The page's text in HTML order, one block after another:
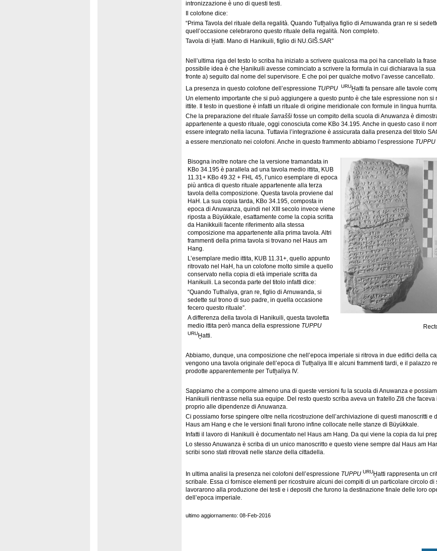
intronizzazione è uno di questi testi.
Il colofone dice:
“Prima Tavola del rituale della regalità. Quando Tutḫaliya figlio di Arnuwanda gran re si
quell’occasione celebrarono questo rituale della regalità. Non completo.
Tavola di Ḫatti. Mano di Hanikuili, figlio di NU.GIŠ.SAR”
Nell’ultima riga del testo lo scriba ha iniziato a scrivere qualcosa ma poi ha cancellato la
possibile idea è che Ḫanikuili avesse cominciato a scrivere la formula in cui dichiarava la
fronte a) seguito dal nome del supervisore. E che poi per qualche motivo l’avesse cancellato.
La presenza in questo colofone dell’espressione TUPPU URUḪatti fa pensare alle tavole
Un elemento importante che si può aggiungere a questo punto è che tale espressione non si
ittite. Il testo in questione è infatti un rituale di origine meridionale con formule in lingua hurrita.
Che la preparazione del rituale šarrašši fosse un compito della scuola di Anuwanza è
appartenente a questo rituale, oggi conosciuta come KBo 34.195. Anche in questo caso il
essere integrato nella lacuna. Tuttavia l’integrazione è assicurata dalla presenza del titolo
a essere menzionato nei colofoni. Anche in questo frammento abbiamo l’espressione TUPPU
Bisogna inoltre notare che la versione tramandata in
KBo 34.195 è parallela ad una tavola medio ittita, KUB
11.31+ KBo 49.32 + FHL 45, l’unico esemplare di epoca
più antica di questo rituale appartenente alla terza
tavola della composizione. Questa tavola proviene dal
HaH. La sua copia tarda, KBo 34.195, composta in
epoca di Anuwanza, quindi nel XIII secolo invece viene
riposta a Büyükkale, esattamente come la copia scritta
da Hanikkuili facente riferimento alla stessa
composizione ma appartenente alla prima tavola. Altri
frammenti della prima tavola si trovano nel Haus am
Hang.
L’esemplare medio ittita, KUB 11.31+, quello appunto
ritrovato nel HaH, ha un colofone molto simile a quello
conservato nella copia di età imperiale scritta da
Hanikuili. La seconda parte del titolo infatti dice:
“Quando Tuthaliya, gran re, figlio di Arnuwanda, si
sedette sul trono di suo padre, in quella occasione
fecero questo rituale”.
A differenza della tavola di Hanikuili, questa tavoletta
medio ittita però manca della espressione TUPPU
URUḪatti.
Abbiamo, dunque, una composizione che nell’epoca imperiale si ritrova in due edifici della
vengono una tavola originale dell’epoca di Tutḫaliya III e alcuni frammenti tardi, e il palazzo
prodotte apparentemente per Tutḫaliya IV.
Sappiamo che a comporre almeno una di queste versioni fu la scuola di Anuwanza e
Hanikuili rientrasse nella sua equipe. Del resto questo scriba aveva un fratello Ziti che
proprio alle dipendenze di Anuwanza.
Ci possiamo forse spingere oltre nella ricostruzione dell’archiviazione di questi manoscritti e
Haus am Hang e che le versioni finali furono infine collocate nelle stanze di Büyükkale.
Infatti il lavoro di Hanikuili è documentato nel Haus am Hang. Da qui viene la copia da lui
Lo stesso Anuwanza è scriba di un unico manoscritto e questo viene sempre dal Haus am
scribi sono stati ritrovati nelle stanze della cittadella.
In ultima analisi la presenza nei colofoni dell’espressione TUPPU URUḪatti rappresenta un
scribale. Essa ci fornisce elementi per ricostruire alcuni dei compiti di un particolare circolo di
lavorarono alla produzione dei testi e i depositi che furono la destinazione finale delle loro
dell’epoca imperiale.
ultimo aggiornamento: 08-Feb-2016